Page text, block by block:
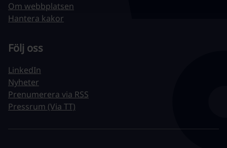
Om webbplatsen
Hantera kakor
Följ oss
LinkedIn
Nyheter
Prenumerera via RSS
Pressrum (Via TT)